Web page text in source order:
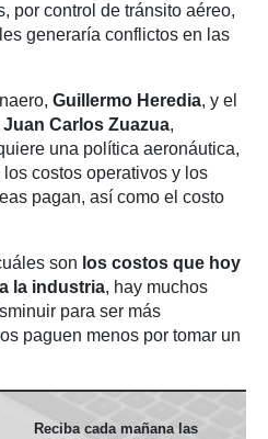
por control de tránsito aéreo,
generaría conflictos en las
Guillermo Heredia, y el
Juan Carlos Zuazua,
una política aeronáutica,
costos operativos y los
pagan, así como el costo
son los costos que hoy
la industria, hay muchos
para ser más
paguen menos por tomar un
Reciba cada mañana las